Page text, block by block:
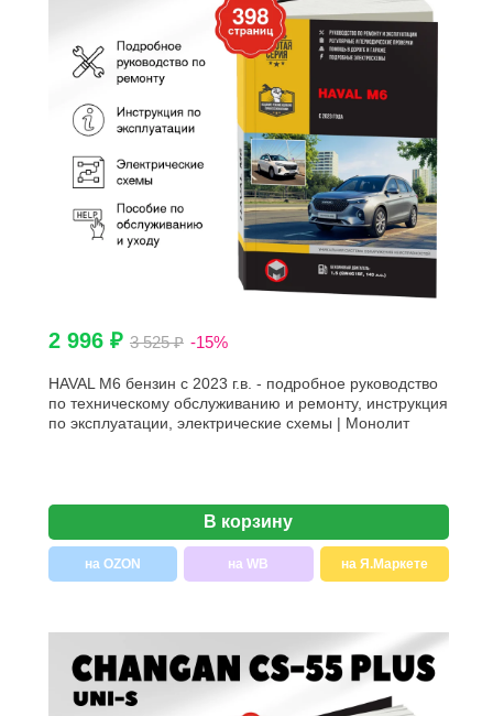
2 996 ₽ 3 525 ₽ -15%
HAVAL M6 бензин с 2023 г.в. - подробное руководство
по техническому обслуживанию и ремонту, инструкция
по эксплуатации, электрические схемы | Монолит
В корзину
на OZON на WB на Я.Маркете